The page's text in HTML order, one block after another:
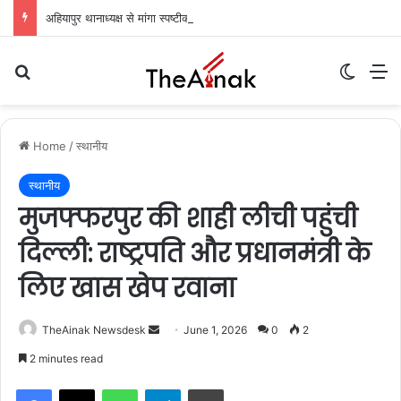
Home /स्थानीय
स्थानीय
मुजफ्फरपुर की शाही लीची पहुंची
दिल्ली: राष्ट्रपति और प्रधानमंत्री के
लिए खास खेप रवाना
TheAinak Newsdesk June 1, 2026 0 2
2 minutes read
Telegram